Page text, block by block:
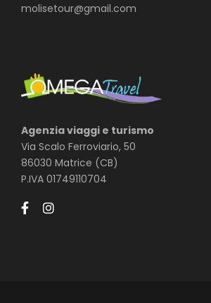
molisetour@gmail.com
Agenzia viaggi e turismo
Via Scalo Ferroviario, 50
86030 Matrice (CB)
P.IVA 01749110704